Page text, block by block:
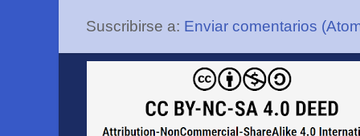
Suscribirse a: Enviar comentarios